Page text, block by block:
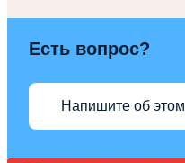
Есть вопрос?
Напишите об этом